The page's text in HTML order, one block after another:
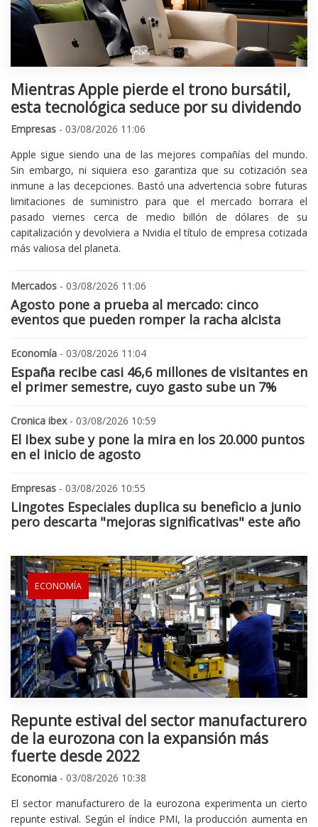
Mientras Apple pierde el trono bursátil,
esta tecnológica seduce por su dividendo
Empresas - 03/08/2026 11:06
Apple sigue siendo una de las mejores compañías del mundo.
Sin embargo, ni siquiera eso garantiza que su cotización sea
inmune a las decepciones. Bastó una advertencia sobre futuras
limitaciones de suministro para que el mercado borrara el
pasado viernes cerca de medio billón de dólares de su
capitalización y devolviera a Nvidia el título de empresa cotizada
más valiosa del planeta.
Mercados - 03/08/2026 11:06
Agosto pone a prueba al mercado: cinco
eventos que pueden romper la racha alcista
Economía - 03/08/2026 11:04
España recibe casi 46,6 millones de visitantes en
el primer semestre, cuyo gasto sube un 7%
Cronica ibex- 03/08/2026 10:59
El Ibex sube y pone la mira en los 20.000 puntos
en el inicio de agosto
Empresas - 03/08/2026 10:55
Lingotes Especiales duplica su beneficio a junio
pero descarta "mejoras significativas" este año
ECONOMÍA
Repunte estival del sector manufacturero
de la eurozona con la expansión más
fuerte desde 2022
Economia - 03/08/2026 10:38
El sector manufacturero de la eurozona experimenta un cierto
repunte estival. Según el índice PMI, la producción aumenta en